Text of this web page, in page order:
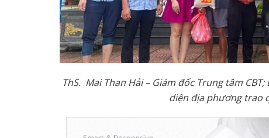
ThS. Mai Than Hải – Giám đốc Trung tâm
diện địa phương trao